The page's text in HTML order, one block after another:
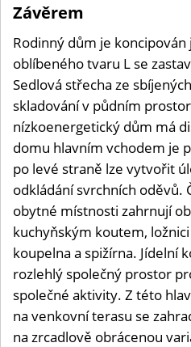
Závěrem
Rodinný dům je
oblíbeného tvaru L se
Sedlová střecha ze
skladování v půdním
nízkoenergetický dům má
domu hlavním vchodem je
po levé straně lze vytvořit
odkládání svrchních oděvů.
obytné místnosti zahrnují
kuchyňským koutem,
koupelna a spižírna. Jídelní
rozlehlý společný prostor
společné aktivity. Z této
na venkovní terasu se
na zrcadlově obrácenou